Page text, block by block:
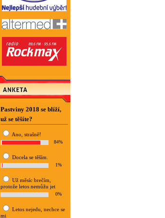
Pastviny 2018 se blíží,
už se těšíte?
Ano, strašně!
84%
Docela se těším.
1%
Už měsíc brečím,
protože letos nemůžu jet
0%
Letos nejedu, nechce se
mi